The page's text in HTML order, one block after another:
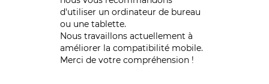
d'utiliser un ordinateur de bureau
ou une tablette.
Nous travaillons actuellement à
améliorer la compatibilité mobile.
Merci de votre compréhension !